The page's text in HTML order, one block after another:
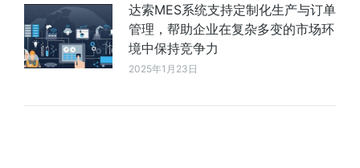
达索MES系统支持定制化生产与订单
管理，帮助企业在复杂多变的市场环
境中保持竞争力
2025年1月23日